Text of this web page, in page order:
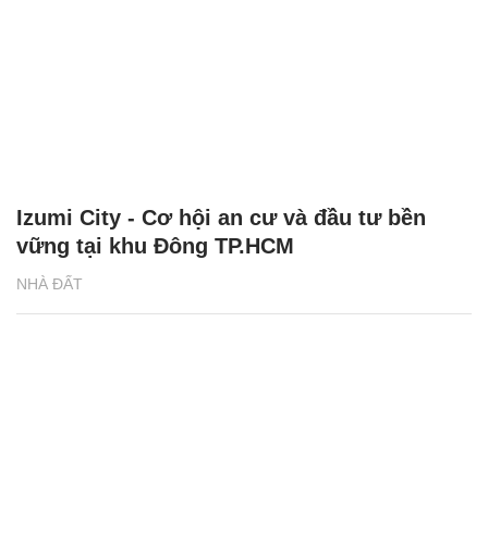
NHÀ ĐẤT
Izumi City - Cơ hội an cư và đầu tư bền
vững tại khu Đông TP.HCM